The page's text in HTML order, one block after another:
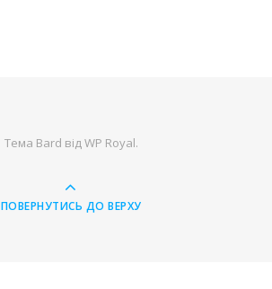
Тема Bard відWP Royal.
ПОВЕРНУТИСЬ ДО ВЕРХУ